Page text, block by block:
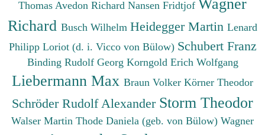
Thomas Avedon Richard Nansen Fridtjof
Richard Busch Wilhelm Heidegger Martin Lenard
Philipp Loriot (d. i. Vicco von Bülow) Schubert Franz
Binding Rudolf Georg Korngold Erich Wolfgang
Liebermann Max Braun Volker Körner Theodor
Schröder Rudolf Alexander Storm Theodor
Walser Martin Thode Daniela (geb. von Bülow) Wagner